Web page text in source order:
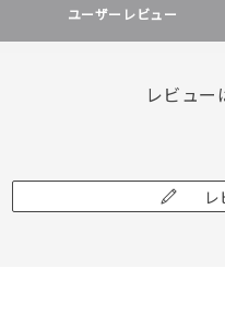
ユーザーレビュー
レビュー